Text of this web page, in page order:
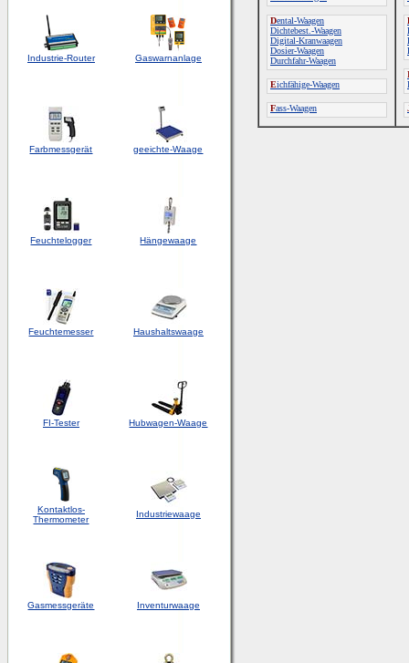
Industrie-Router Gaswarnanlage
Farbmessgerät geeichte-Waage
Feuchtelogger Hängewaage
Feuchtemesser Haushaltswaage
FI-Tester Hubwagen-Waage
Kontaktlos-
Thermometer
Industriewaage
Gasmessgeräte Inventurwaage
Dental-Waagen
Dichtebest.-Waagen
Digital-Kranwaagen
Dosier-Waagen
Durchfahr-Waagen
Eichfähige-Waagen
Fass-Waagen